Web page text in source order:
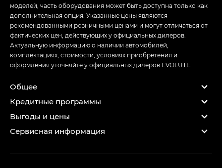
моделей, часть оборудования может быть доступна только как
дополнительная опция. Указанные цены являются
рекомендованными розничными ценами и могут отличаться от
фактических цен, действующих у официальных дилеров.
Актуальную информацию о наличии автомобилей,
комплектациях, стоимости, условиях приобретения и
оформления уточняйте у официальных дилеров EVOLUTE.
Общее
Кредитные программы
Выгоды и цены
Сервисная информация